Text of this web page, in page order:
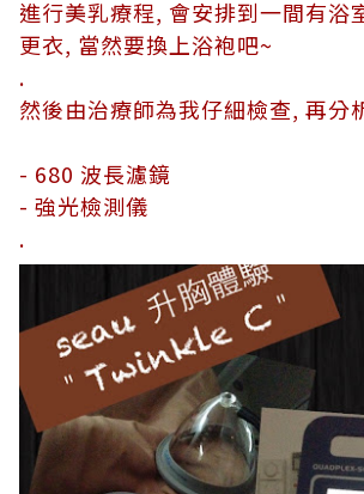
進行美乳療程, 會安排到一間有浴
更衣, 當然要換上浴袍吧~
.
然後由治療師為我仔細檢查, 再分
- 680 波長濾鏡
- 強光檢測儀
.